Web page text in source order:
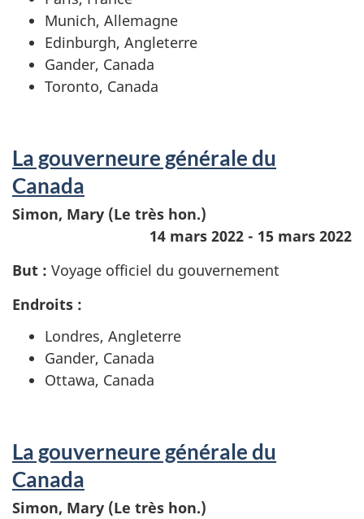
Munich, Allemagne
Edinburgh, Angleterre
Gander, Canada
Toronto, Canada
La gouverneure générale du
Canada
Simon, Mary (Le très hon.)
14 mars 2022 - 15 mars 2022
But : Voyage officiel du gouvernement
Endroits :
Londres, Angleterre
Gander, Canada
Ottawa, Canada
La gouverneure générale du
Canada
Simon, Mary (Le très hon.)